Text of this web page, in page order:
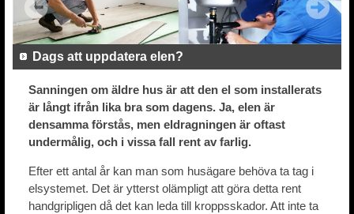
Dags att uppdatera elen?
Sanningen om äldre hus är att den el som installerats
är långt ifrån lika bra som dagens. Ja, elen är
densamma förstås, men eldragningen är oftast
undermålig, och i vissa fall rent av farlig.
Efter ett antal år kan man som husägare behöva ta tag i
elsystemet. Det är ytterst olämpligt att göra detta rent
handgripligen då det kan leda till kroppsskador. Att inte ta